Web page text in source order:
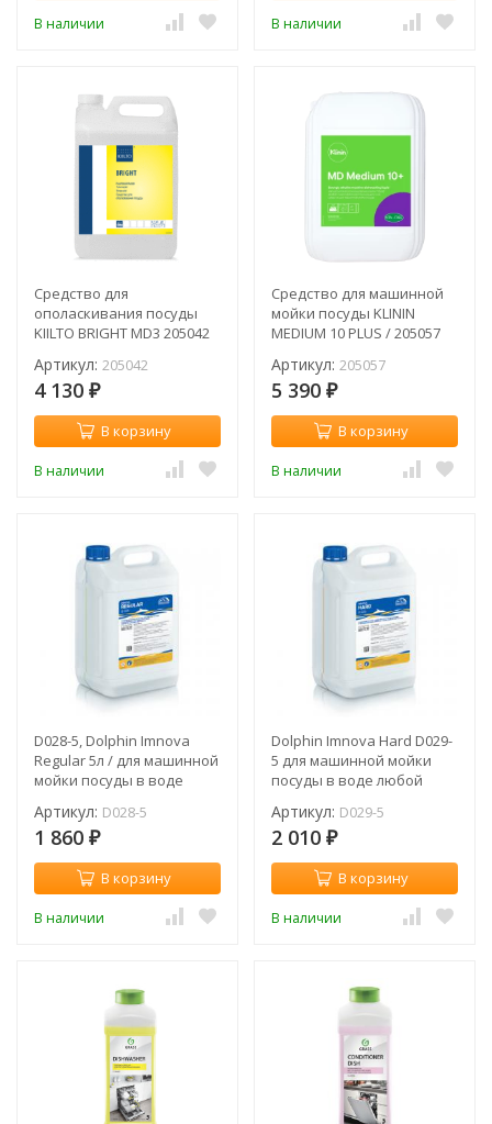
В наличии В наличии
Средство для
ополаскивания посуды
KIILTO BRIGHT MD3 205042
Артикул: 205042
4 130 ₽
В корзину
В наличии
Средство для машинной
мойки посуды KLININ
MEDIUM 10 PLUS / 205057
Артикул: 205057
5 390 ₽
В корзину
В наличии
D028-5, Dolphin Imnova
Regular 5л / для машинной
мойки посуды в воде
жёсткости
Артикул: D028-5
1 860 ₽
В корзину
В наличии
Dolphin Imnova Hard D029-
5 для машинной мойки
посуды в воде любой
Артикул: D029-5
2 010 ₽
В корзину
В наличии